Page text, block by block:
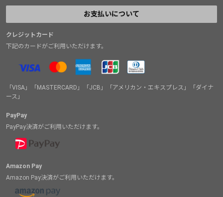
お支払いについて
クレジットカード
下記のカードがご利用いただけます。
「VISA」「MASTERCARD」「JCB」「アメリカン・エキスプレス」「ダイナ
ース」
PayPay
PayPay決済がご利用いただけます。
Amazon Pay
Amazon Pay決済がご利用いただけます。